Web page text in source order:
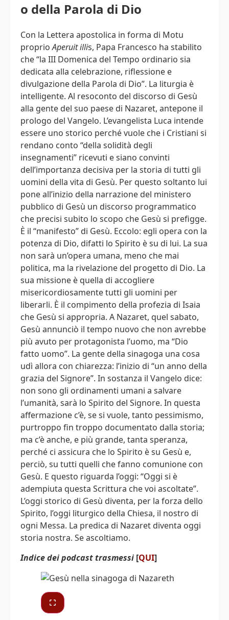
o della Parola di Dio
Con la Lettera apostolica in forma di Motu
proprioAperuit illis, Papa Francesco ha stabilito
che “la III Domenica del Tempo ordinario sia
dedicata alla celebrazione, riflessione e
divulgazione della Parola di Dio”. La liturgia è
intelligente. Al resoconto del discorso di Gesù
alla gente del suo paese di Nazaret, antepone il
prologo del Vangelo. L’evangelista Luca intende
essere uno storico perché vuole che i Cristiani si
rendano conto “della solidità degli
insegnamenti” ricevuti e siano convinti
dell’importanza decisiva per la storia di tutti gli
uomini della vita di Gesù. Per questo soltanto lui
pone all’inizio della narrazione del ministero
pubblico di Gesù un discorso programmatico
che precisi subito lo scopo che Gesù si prefigge.
È il “manifesto” di Gesù. Eccolo: egli opera con la
potenza di Dio, difatti lo Spirito è su di lui. La sua
non sarà un’opera umana, meno che mai
politica, ma la rivelazione del progetto di Dio. La
sua missione è quella di accogliere
misericordiosamente tutti gli uomini per
liberarli. È il compimento della profezia di Isaia
che Gesù si appropria. A Nazaret, quel sabato,
Gesù annunciò il tempo nuovo che non avrebbe
più avuto per protagonista l’uomo, ma “Dio
fatto uomo”. La gente della sinagoga una cosa
udì allora con chiarezza: l’inizio di “un anno della
grazia del Signore”. In sostanza il Vangelo dice:
non sono gli ordinamenti umani a salvare
l’umanità, sarà lo Spirito del Signore. In questa
affermazione c’è, se si vuole, tanto pessimismo,
purtroppo fin troppo documentato dalla storia;
ma c’è anche, e più grande, tanta speranza,
perché ci assicura che lo Spirito è su Gesù e,
perciò, su tutti quelli che fanno comunione con
Gesù. E questo riguarda l’oggi: “Oggi si è
adempiuta questa Scrittura che voi ascoltate”.
L’oggi storico di Gesù diventa, per la forza dello
Spirito, l’oggi liturgico della Chiesa, il nostro di
ogni Messa. La predica di Nazaret diventa oggi
storia nostra. Se ascoltiamo.
Indice dei podcast trasmessi [QUI]